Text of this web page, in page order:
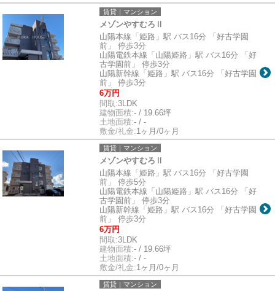
賃貸｜マンション
メゾンやすむろⅡ
山陽本線「姫路」駅 バス16分 「好古学園
前」 停歩3分
山陽電鉄本線「山陽姫路」駅 バス16分 「好
古学園前」 停歩3分
山陽新幹線「姫路」駅 バス16分 「好古学園
前」 停歩3分
6万円
間取:3LDK
建物面積:- / 19.66坪
土地面積:- / -
敷金/礼金:1ヶ月/0ヶ月
賃貸｜マンション
メゾンやすむろⅡ
山陽本線「姫路」駅 バス16分 「好古学園
前」 停歩5分
山陽電鉄本線「山陽姫路」駅 バス16分 「好
古学園前」 停歩3分
山陽新幹線「姫路」駅 バス16分 「好古学園
前」 停歩3分
6万円
間取:3LDK
建物面積:- / 19.66坪
土地面積:- / -
敷金/礼金:1ヶ月/0ヶ月
賃貸｜マンション